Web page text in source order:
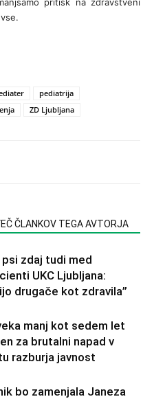
pediatrija
ZD Ljubljana
ČLANKOV TEGA AVTORJA
zdaj tudi med
UKC Ljubljana:
drugače kot zdravila”
manj kot sedem let
za brutalni napad v
razburja javnost
bo zamenjala Janeza